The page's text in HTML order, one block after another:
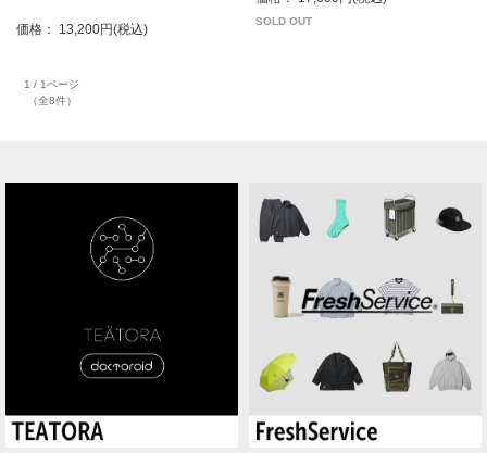
価格： 13,200円(税込)
SOLD OUT
1 / 1ページ
（全8件）